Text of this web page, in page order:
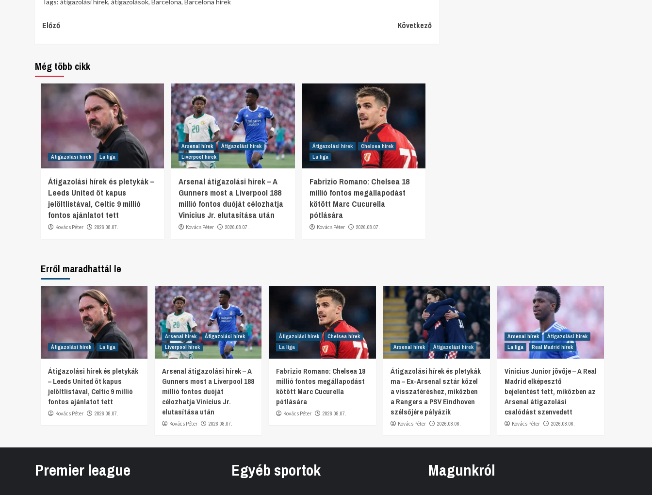
Tags: átigazolási hírek, átigazolások, Barcelona, Barcelona hírek
Continue
Előző Következő
Még több cikk
Átigazolási hírek La liga
Átigazolási hírek és pletykák –
Leeds United öt kapus
jelöltlistával, Celtic 9 millió
fontos ajánlatot tett
Kovács Péter 2026.08.07.
Arsenal hírek
Átigazolási hírek
Liverpool hírek
Arsenal átigazolási hírek – A
Gunners most a Liverpool 188
millió fontos duóját célozhatja
Vinicius Jr. elutasítása után
Kovács Péter 2026.08.07.
Átigazolási hírek
Chelsea hírek
La liga
Fabrizio Romano: Chelsea 18
millió fontos megállapodást
kötött Marc Cucurella
pótlására
Kovács Péter 2026.08.07.
Erről maradhattál le
Átigazolási hírek La liga
Átigazolási hírek és pletykák
– Leeds United öt kapus
jelöltlistával, Celtic 9 millió
fontos ajánlatot tett
Kovács Péter 2026.08.07.
Arsenal hírek
Átigazolási hírek
Liverpool hírek
Arsenal átigazolási hírek – A
Gunners most a Liverpool 188
millió fontos duóját
célozhatja Vinicius Jr.
elutasítása után
Kovács Péter 2026.08.07.
Átigazolási hírek
Chelsea hírek
La liga
Fabrizio Romano: Chelsea 18
millió fontos megállapodást
kötött Marc Cucurella
pótlására
Kovács Péter 2026.08.07.
Arsenal hírek Átigazolási hírek
Átigazolási hírek és pletykák
ma – Ex-Arsenal sztár közel
a visszatéréshez, miközben
a Rangers a PSV Eindhoven
szélsőjére pályázik
Kovács Péter 2026.08.06.
Arsenal hírek
Átigazolási hírek
La liga
Real Madrid hírek
Vinicius Junior jövője – A Real
Madrid elképesztő
bejelentést tett, miközben az
Arsenal átigazolási
csalódást szenvedett
Kovács Péter 2026.08.06.
Premier league Egyéb sportok Magunkról